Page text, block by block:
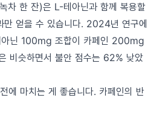
차 한 잔)은 L-테아닌과 함께 복용할
만 얻을 수 있습니다. 2024년 연구에
닌 100mg 조합이 카페인 200mg
비슷하면서 불안 점수는 62% 낮았
에 마치는 게 좋습니다. 카페인의 반